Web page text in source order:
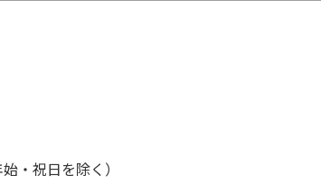
・祝日を除く）